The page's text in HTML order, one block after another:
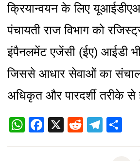
क्रियान्वयन के लिए
पंचायती राज विभाग को
इंपैनलमेंट एजेंसी (ईए) आईडी भी
जिससे आधार सेवाओं का
अधिकृत और पारदर्शी तरीके से
WhatsApp
Facebook
X Reddit